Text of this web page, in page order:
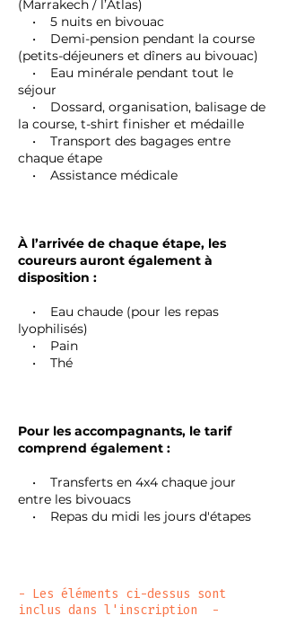
(Marrakech / l’Atlas)
• 5 nuits en bivouac
• Demi-pension pendant la course
(petits-déjeuners et dîners au bivouac)
• Eau minérale pendant tout le
séjour
• Dossard, organisation, balisage de
la course, t-shirt finisher et médaille
• Transport des bagages entre
chaque étape
• Assistance médicale
À l’arrivée de chaque étape, les
coureurs auront également à
disposition :
• Eau chaude (pour les repas
lyophilisés)
• Pain
• Thé
Pour les accompagnants, le tarif
comprend également :
• Transferts en 4x4 chaque jour
entre les bivouacs
• Repas du midi les jours d'étapes
- Les éléments ci-dessus sont
inclus dans l'inscription -​​